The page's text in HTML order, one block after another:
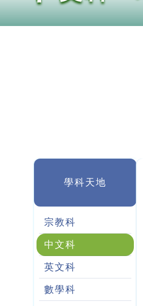
學科天地
宗教科
中文科
英文科
數學科